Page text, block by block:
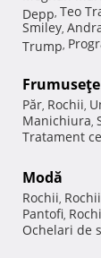
Depp, Teo
Smiley,
Trump,
Frumuseţe
Păr, Rochii,
Manichiura,
Tratament
Modă
Rochii,
Pantofi,
Ochelari de